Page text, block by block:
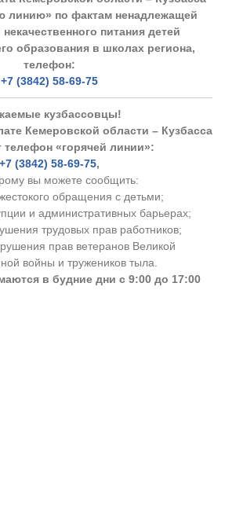
линию» по фактам ненадлежащей
питания детей
образования в школах региона,
телефон:
+7 (3842) 58-69-75
кузбассовцы!
Кемеровской области – Кузбасса
телефон «горячей линии»:
+7 (3842) 58-69-75,
вы можете сообщить:
обращения с детьми;
и административных барьерах;
трудовых прав работников;
прав ветеранов Великой
войны и тружеников тыла.
в будние дни с 9:00 до 17:00